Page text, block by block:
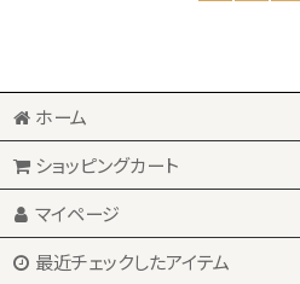
ホーム
ショッピングカート
マイページ
最近チェックしたアイテム